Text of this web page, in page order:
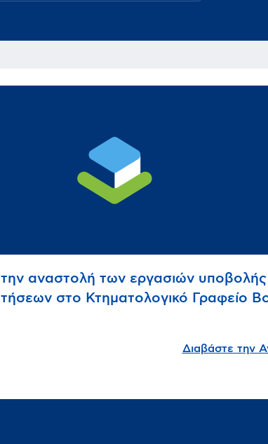
αναστολή των εργασιών υποβολής
στο Κτηματολογικό Γραφείο
Διαβάστε την